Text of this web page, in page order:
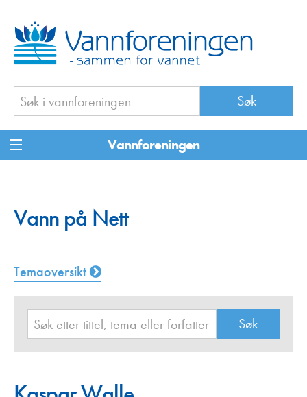
Vannforeningen
Vann på Nett
Temaoversikt